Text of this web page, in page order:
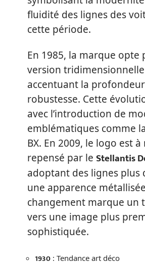
fluidité des lignes des
cette période.
En 1985, la marque opte
version
accentuant la
robustesse. Cette
avec l’introduction de
emblématiques comme
BX. En 2009, le logo est
repensé par le Stellantis
adoptant des lignes plus
une apparence
changement marque un
vers une image plus
sophistiquée.
1930 : Tendance art déco